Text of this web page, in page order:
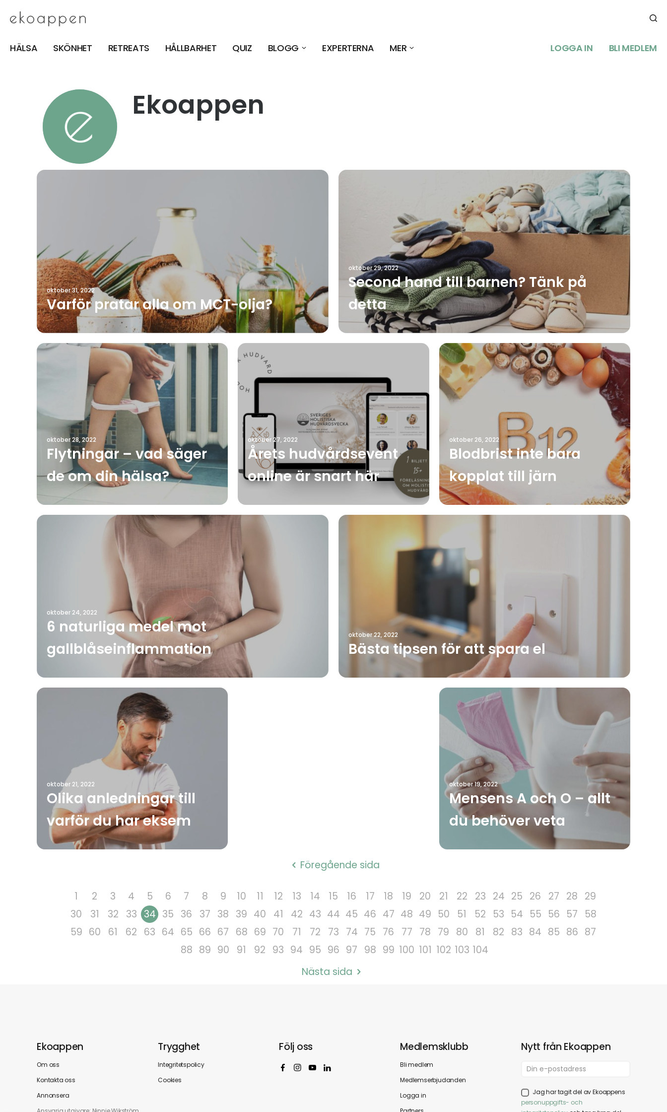
HÄLSA SKÖNHET RETREATS HÅLLBARHET QUIZ BLOGG EXPERTERNA MER LOGGA IN BLI MEDLEM
Ekoappen
oktober 31, 2022
Varför pratar alla om MCT-olja?
oktober 29, 2022
Second hand till barnen? Tänk på
detta
oktober 28, 2022
Flytningar – vad säger
de om din hälsa?
oktober 27, 2022
Årets hudvårdsevent
online är snart här
oktober 26, 2022
Blodbrist inte bara
kopplat till järn
oktober 24, 2022
6 naturliga medel mot
gallblåseinflammation
oktober 22, 2022
Bästa tipsen för att spara el
oktober 21, 2022
Olika anledningar till
varför du har eksem
oktober 19, 2022
Mensens A och O – allt
du behöver veta
Föregående sida
1 2 3 4 5 6 7 8 9 10 11 12 13 14 15 16 17 18 19 20 21 22 23 24 25 26 27 28 29
30
31 32 33 34 35 36 37 38 39 40 41 42 43 44 45 46 47 48 49 50 51 52 53 54 55 56 57
58
59 60 61 62 63 64 65 66 67 68 69 70 71 72 73 74 75 76 77 78 79 80 81 82 83 84 85 86 87
88 89 90 91 92 93 94 95 96 97 98 99 100 101 102 103 104
Nästa sida
Ekoappen
Om oss
Kontakta oss
Annonsera
Trygghet
Integritetspolicy
Cookies
Följ oss Medlemsklubb
Bli medlem
Medlemserbjudanden
Logga in
Nytt från Ekoappen
Jag har tagit del av Ekoappens
personuppgifts- och